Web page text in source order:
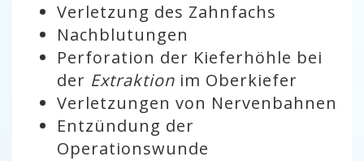
Verletzung des Zahnfachs
Nachblutungen
Perforation der Kieferhöhle bei
der Extraktion im Oberkiefer
Verletzungen von Nervenbahnen
Entzündung der
Operationswunde